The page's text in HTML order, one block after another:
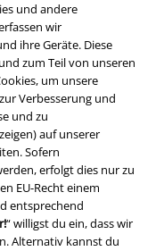
und andere
wir
ihre Geräte. Diese
zum Teil von unseren
um unsere
Verbesserung und
und zu
auf unserer
Sofern
erfolgt dies nur zu
EU-Recht einem
entsprechend
“ willigst du ein, dass wir
Alternativ kannst du